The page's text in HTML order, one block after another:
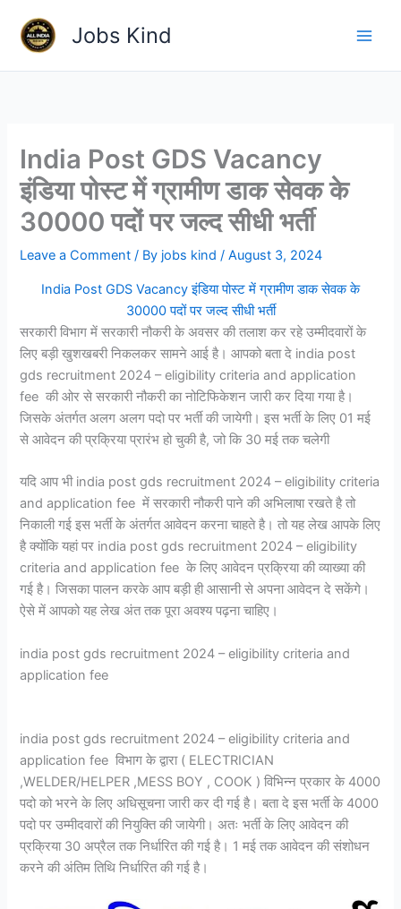
content
Jobs Kind
India Post GDS Vacancy
इंडिया पोस्ट में ग्रामीण डाक सेवक के
30000 पदों पर जल्द सीधी भर्ती
Leave a Comment / By jobs kind/August 3, 2024
India Post GDS Vacancy इंडिया पोस्ट में ग्रामीण डाक सेवक के
30000 पदों पर जल्द सीधी भर्ती
सरकारी विभाग में सरकारी नौकरी के अवसर की तलाश कर रहे उम्मीदवारों के
लिए बड़ी खुशखबरी निकलकर सामने आई है। आपको बता दे india post
gds recruitment 2024 – eligibility criteria and application
fee की ओर से सरकारी नौकरी का नोटिफिकेशन जारी कर दिया गया है।
जिसके अंतर्गत अलग अलग पदो पर भर्ती की जायेगी। इस भर्ती के लिए 01 मई
से आवेदन की प्रक्रिया प्रारंभ हो चुकी है, जो कि 30 मई तक चलेगी
यदि आप भी india post gds recruitment 2024 – eligibility criteria
and application fee में सरकारी नौकरी पाने की अभिलाषा रखते है तो
निकाली गई इस भर्ती के अंतर्गत आवेदन करना चाहते है। तो यह लेख आपके लिए
है क्योंकि यहां पर india post gds recruitment 2024 – eligibility
criteria and application fee के लिए आवेदन प्रक्रिया की व्याख्या की
गई है। जिसका पालन करके आप बड़ी ही आसानी से अपना आवेदन दे सकेंगे।
ऐसे में आपको यह लेख अंत तक पूरा अवश्य पढ़ना चाहिए।
india post gds recruitment 2024 – eligibility criteria and
application fee
india post gds recruitment 2024 – eligibility criteria and
application fee विभाग के द्वारा ( ELECTRICIAN
,WELDER/HELPER ,MESS BOY , COOK ) विभिन्न प्रकार के 4000
पदो को भरने के लिए अधिसूचना जारी कर दी गई है। बता दे इस भर्ती के 4000
पदो पर उम्मीदवारों की नियुक्ति की जायेगी। अतः भर्ती के लिए आवेदन की
प्रक्रिया 30 अप्रैल तक निर्धारित की गई है। 1 मई तक आवेदन की संशोधन
करने की अंतिम तिथि निर्धारित की गई है।